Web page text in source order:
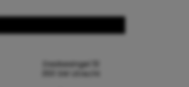
Daalsesingel 51
3511 SW Utrecht